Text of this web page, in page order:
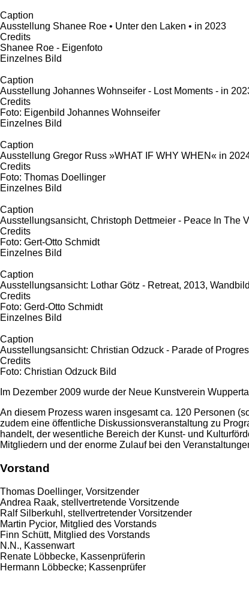
Caption
Ausstellung Shanee Roe • Unter den Laken • in 2023
Credits
Shanee Roe - Eigenfoto
Einzelnes Bild
Caption
Ausstellung Johannes Wohnseifer - Lost Moments - in
Credits
Foto: Eigenbild Johannes Wohnseifer
Einzelnes Bild
Caption
Ausstellung Gregor Russ »WHAT IF WHY WHEN« in
Credits
Foto: Thomas Doellinger
Einzelnes Bild
Caption
Ausstellungsansicht, Christoph Dettmeier - Peace In The
Credits
Foto: Gert-Otto Schmidt
Einzelnes Bild
Caption
Ausstellungsansicht: Lothar Götz - Retreat, 2013,
Credits
Foto: Gerd-Otto Schmidt
Einzelnes Bild
Caption
Ausstellungsansicht: Christian Odzuck - Parade of
Credits
Foto: Christian Odzuck Bild
Im Dezember 2009 wurde der Neue Kunstverein
An diesem Prozess waren insgesamt ca. 120 Personen
zudem eine öffentliche Diskussionsveranstaltung zu
handelt, der wesentliche Bereich der Kunst- und
Mitgliedern und der enorme Zulauf bei den
Vorstand
Thomas Doellinger, Vorsitzender
Andrea Raak, stellvertretende Vorsitzende
Ralf Silberkuhl, stellvertretender Vorsitzender
Martin Pycior, Mitglied des Vorstands
Finn Schütt, Mitglied des Vorstands
N.N., Kassenwart
Renate Löbbecke, Kassenprüferin
Hermann Löbbecke; Kassenprüfer